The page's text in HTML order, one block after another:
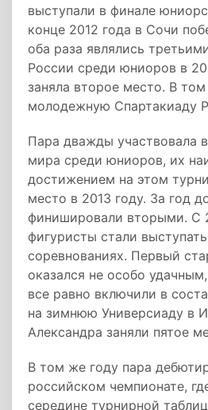
выступали в финале
конце 2012 года в Сочи
оба раза являлись
России среди юниоров в
заняла второе место. В
молодежную Спартакиаду
Пара дважды участвовала
мира среди юниоров, их
достижением на этом
место в 2013 году. За год
финишировали вторыми. С
фигуристы стали
соревнованиях. Первый
оказался не особо
все равно включили в
на зимнюю Универсиаду в
Александра заняли пятое
В том же году пара
российском чемпионате,
середине турнирной